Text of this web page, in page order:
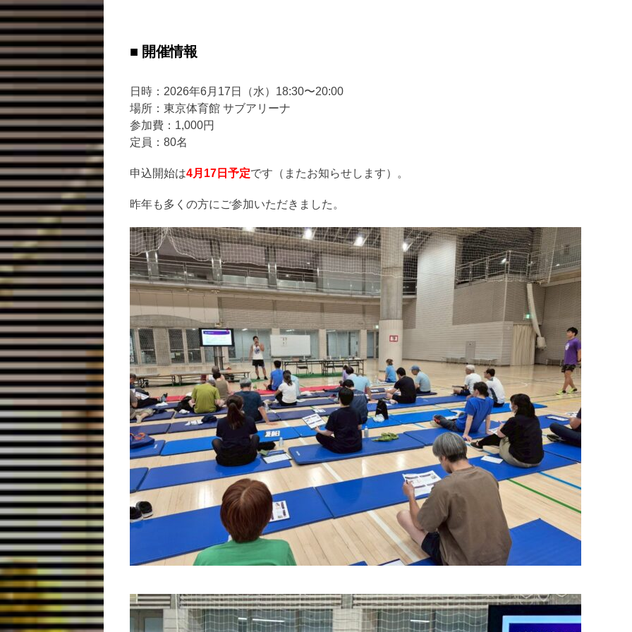
■ 開催情報
日時：2026年6月17日（水）18:30〜20:00
場所：東京体育館 サブアリーナ
参加費：1,000円
定員：80名
申込開始は4月17日予定です（またお知らせします）。
昨年も多くの方にご参加いただきました。